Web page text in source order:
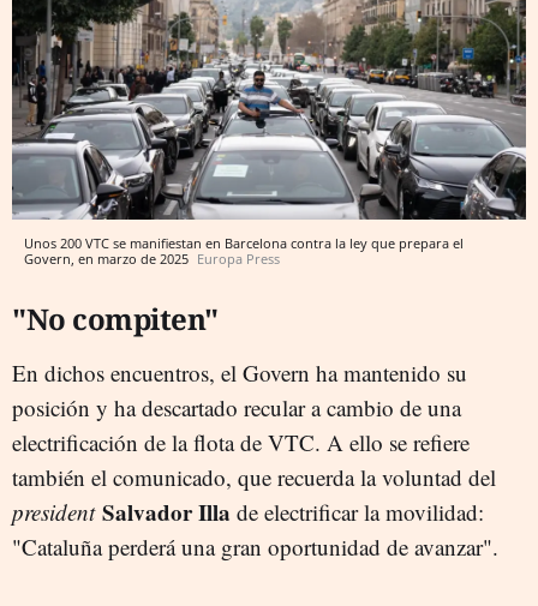
Unos 200 VTC se manifiestan en Barcelona contra la ley que prepara el
Govern, en marzo de 2025 Europa Press
"No compiten"
En dichos encuentros, el Govern ha mantenido su
posición y ha descartado recular a cambio de una
electrificación de la flota de VTC. A ello se refiere
también el comunicado, que recuerda la voluntad del
president Salvador Illa de electrificar la movilidad:
"Cataluña perderá una gran oportunidad de avanzar".